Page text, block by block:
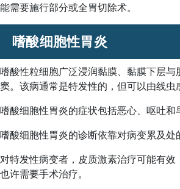
能需要施行部分或全胃切除术。
嗜酸细胞性胃炎
嗜酸性粒细胞广泛浸润黏膜、黏膜下层与
窦。该病通常是特发性的，但可以由线虫
嗜酸细胞性胃炎的症状包括恶心、呕吐和
嗜酸细胞性胃炎的诊断依靠对病变累及处
对特发性病变者，皮质激素治疗可能有效
也许需要手术治疗。